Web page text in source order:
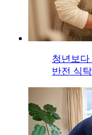
청년보다
반전 식탁